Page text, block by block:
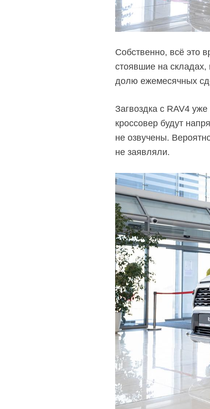
Собственно, всё это
стоявшие на
долю ежемесячных
Загвоздка с RAV4
кроссовер будут
не озвучены.
не заявляли.